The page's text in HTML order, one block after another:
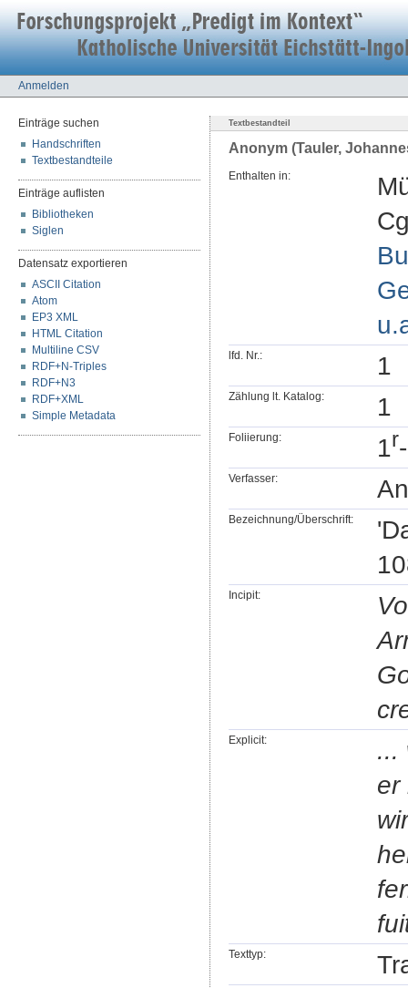
Anmelden
Einträge suchen
Handschriften
Textbestandteile
Einträge auflisten
Bibliotheken
Siglen
Datensatz exportieren
ASCII Citation
Atom
EP3 XML
HTML Citation
Multiline CSV
RDF+N-Triples
RDF+N3
RDF+XML
Simple Metadata
Textbestandteil
Anonym (Tauler,
Enthalten in:
lfd. Nr.: 1
Zählung lt. Katalog: 1
Foliierung: 1r
Verfasser:
Bezeichnung/Überschrift:
Incipit:
Explicit:
...
er
Texttyp: